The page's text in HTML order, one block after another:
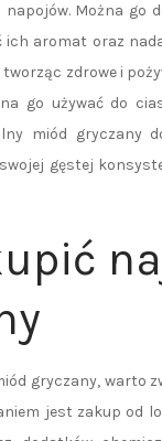
Można go
ich aromat oraz
zdrowe i
go używać do
miód gryczany
swojej gęstej
gryczany, warto
jest zakup od